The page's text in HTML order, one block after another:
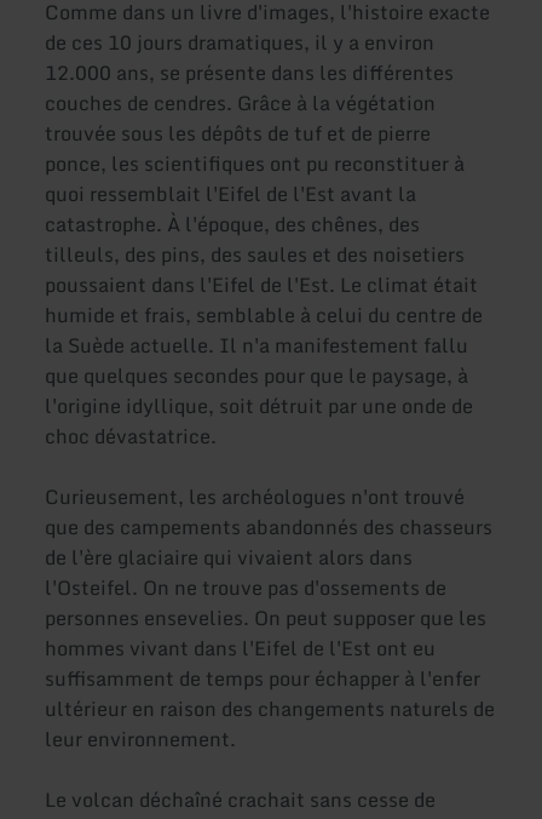
Comme dans un livre d'images, l'histoire exacte
de ces 10 jours dramatiques, il y a environ
12.000 ans, se présente dans les différentes
couches de cendres. Grâce à la végétation
trouvée sous les dépôts de tuf et de pierre
ponce, les scientifiques ont pu reconstituer à
quoi ressemblait l'Eifel de l'Est avant la
catastrophe. À l'époque, des chênes, des
tilleuls, des pins, des saules et des noisetiers
poussaient dans l'Eifel de l'Est. Le climat était
humide et frais, semblable à celui du centre de
la Suède actuelle. Il n'a manifestement fallu
que quelques secondes pour que le paysage, à
l'origine idyllique, soit détruit par une onde de
choc dévastatrice.
Curieusement, les archéologues n'ont trouvé
que des campements abandonnés des chasseurs
de l'ère glaciaire qui vivaient alors dans
l'Osteifel. On ne trouve pas d'ossements de
personnes ensevelies. On peut supposer que les
hommes vivant dans l'Eifel de l'Est ont eu
suffisamment de temps pour échapper à l'enfer
ultérieur en raison des changements naturels de
leur environnement.
Le volcan déchaîné crachait sans cesse de